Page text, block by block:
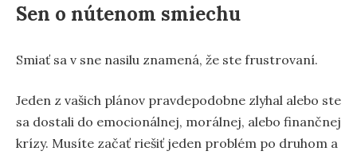
Sen o nútenom smiechu
Smiať sa v sne nasilu znamená, že ste frustrovaní.
Jeden z vašich plánov pravdepodobne zlyhal alebo ste
sa dostali do emocionálnej, morálnej, alebo finančnej
krízy. Musíte začať riešiť jeden problém po druhom a